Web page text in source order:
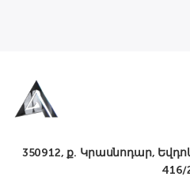
350912, ք. Կրասնոդար,
416/